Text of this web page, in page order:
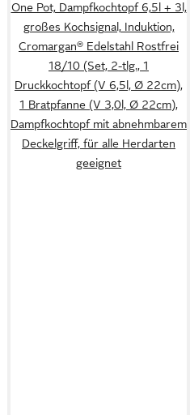
One Pot, Dampfkochtopf 6,5l + 3l,
großes Kochsignal, Induktion,
Cromargan® Edelstahl Rostfrei
18/10 (Set, 2-tlg., 1
Druckkochtopf (V 6,5l, Ø 22cm),
1 Bratpfanne (V 3,0l, Ø 22cm),
Dampfkochtopf mit abnehmbarem
Deckelgriff, für alle Herdarten
geeignet